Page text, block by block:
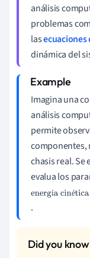
análisis
problemas
las
dinámica del
Imagina una
análisis
permite
componentes,
chasis real.
evalua los
í é
e
n
r
.